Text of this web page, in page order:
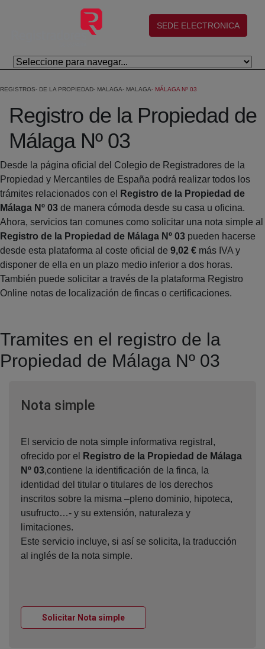
Salta al contingut principal
(abre en nueva ventana)
SEDE ELECTRONICA
REGISTROS DE LA PROPIEDAD MALAGA MALAGA MÁLAGA Nº 03
Registro de la Propiedad de
Málaga Nº 03
Desde la página oficial del Colegio de Registradores de la
Propiedad y Mercantiles de España podrá realizar todos los
trámites relacionados con el
Registro de la Propiedad de
Málaga Nº 03 de manera cómoda desde su casa u oficina.
Ahora, servicios tan comunes como solicitar una nota simple al
Registro de la Propiedad de Málaga Nº 03 pueden hacerse
desde esta plataforma al coste oficial de 9,02 € más IVA y
disponer de ella en un plazo medio inferior a dos horas.
También puede solicitar a través de la plataforma Registro
Online notas de localización de fincas o certificaciones.
Tramites en el registro de la
Propiedad de Málaga Nº 03
Nota simpleVentana nueva
El servicio de nota simple informativa registral,
ofrecido por el
Registro de la Propiedad de Málaga
Nº 03,contiene la identificación de la finca, la
identidad del titular o titulares de los derechos
inscritos sobre la misma –pleno dominio, hipoteca,
usufructo…- y su extensión, naturaleza y
limitaciones.
Este servicio incluye, si así se solicita, la traducción
al inglés de la nota simple.
Solicitar Nota simpleVentana nueva